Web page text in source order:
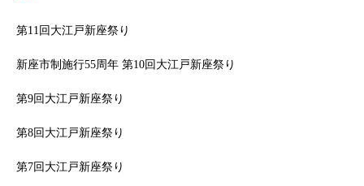
第11回大江戸新座祭り
新座市制施行55周年 第10回大江戸新座祭り
第9回大江戸新座祭り
第8回大江戸新座祭り
第7回大江戸新座祭り